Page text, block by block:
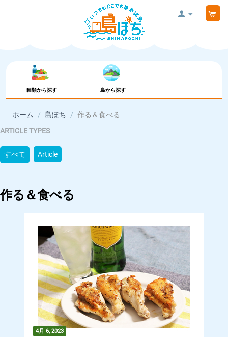
種類から探す 島から探す
ホーム / 島ぽち / 作る＆食べる
ARTICLE TYPES
すべて Article
作る＆食べる
4月 6, 2023